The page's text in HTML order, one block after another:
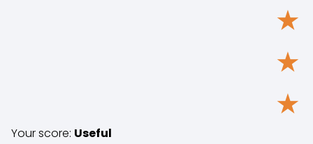
★
★
★
Your score: Useful